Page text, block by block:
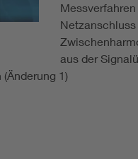
aus der
1)